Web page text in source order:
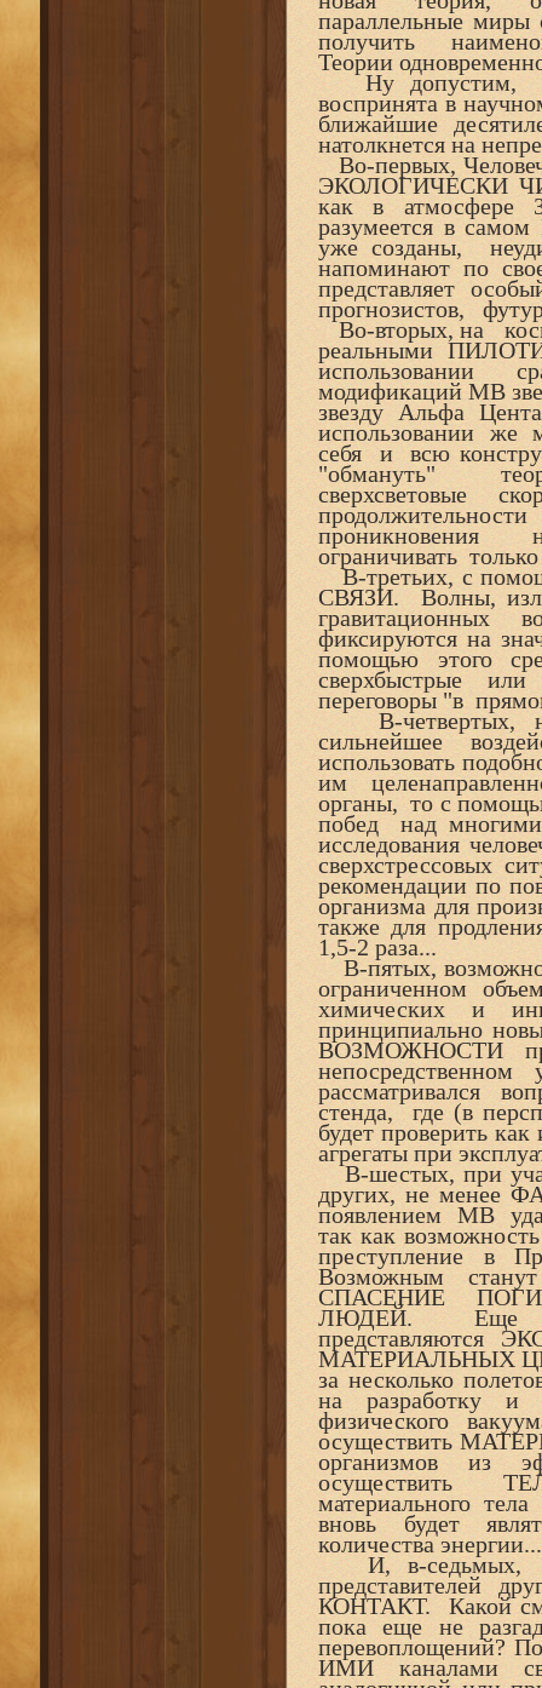
параллельные
получить
Теории
Ну допустим,
воспринята в
ближайшие
натолкнется на
Во-первых,
ЭКОЛОГИЧЕСКИ
как в атмосфере
разумеется в
уже созданы,
напоминают по
представляет
прогнозистов,
Во-вторых, на
реальными
использовании
модификаций МВ
звезду Альфа
использовании
себя и всю
"обмануть"
проникновения
ограничивать
В-третьих, с
СВЯЗИ. Волны,
гравитационных
фиксируются на
помощью этого
сверхбыстрые
переговоры "в
В-четвертых,
сильнейшее
использовать
им
органы, то с
побед над
исследования
сверхстрессовых
рекомендации по
организма для
также для
1,5-2 раза...
В-пятых,
ограниченном
химических и
принципиально
ВОЗМОЖНОСТИ
рассматривался
стенда, где (в
будет проверить
агрегаты при
В-шестых, при
других, не
появлением МВ
так как
преступление в
Возможным
СПАСЕНИЕ
ЛЮДЕЙ. Еще
МАТЕРИАЛЬНЫХ
за несколько
на разработку и
физического
осуществить
организмов из
осуществить
материального
вновь будет
количества энергии...
И, в-седьмых,
представителей
КОНТАКТ. Какой
пока еще не
перевоплощений?
ИМИ каналами